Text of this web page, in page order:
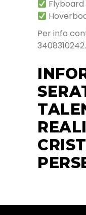
Flyboard
Per info
3408310242.